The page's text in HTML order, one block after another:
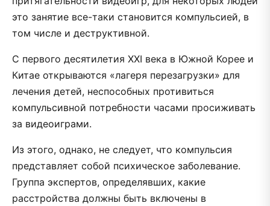
это занятие все-таки становится компульсией, в
том числе и деструктивной.
С первого десятилетия XXI века в Южной Корее и
Китае открываются «лагеря перезагрузки» для
лечения детей, неспособных противиться
компульсивной потребности часами просиживать
за видеоиграми.
Из этого, однако, не следует, что компульсия
представляет собой психическое заболевание.
Группа экспертов, определявших, какие
расстройства должны быть включены в